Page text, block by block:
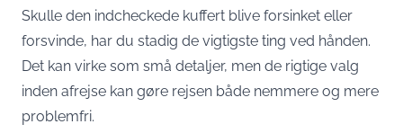
Skulle den indcheckede kuffert blive forsinket eller
forsvinde, har du stadig de vigtigste ting ved hånden.
Det kan virke som små detaljer, men de rigtige valg
inden afrejse kan gøre rejsen både nemmere og mere
problemfri.